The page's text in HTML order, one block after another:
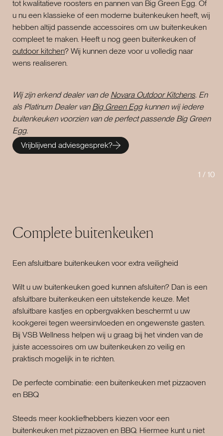
tot kwalitatieve roosters en pannen van Big Green Egg. Of
u nu een klassieke of een moderne buitenkeuken heeft, wij
hebben altijd passende accessoires om uw buitenkeuken
compleet te maken. Heeft u nog geen buitenkeuken of
outdoor kitchen? Wij kunnen deze voor u volledig naar
wens realiseren.
Wij zijn erkend dealer van de Novara Outdoor Kitchens. En
als Platinum Dealer van Big Green Eggkunnen wij iedere
buitenkeuken voorzien van de perfect passende Big Green
Egg.
Vrijblijvend adviesgesprek?
1 / 10
Complete buitenkeuken
Een afsluitbare buitenkeuken voor extra veiligheid
Wilt u uw buitenkeuken goed kunnen afsluiten? Dan is een
afsluitbare buitenkeuken een uitstekende keuze. Met
afsluitbare kastjes en opbergvakken beschermt u uw
kookgerei tegen weersinvloeden en ongewenste gasten.
Bij VSB Wellness helpen wij u graag bij het vinden van de
juiste accessoires om uw buitenkeuken zo veilig en
praktisch mogelijk in te richten.
De perfecte combinatie: een buitenkeuken met pizzaoven
en BBQ
Steeds meer kookliefhebbers kiezen voor een
buitenkeuken met pizzaoven en BBQ. Hiermee kunt u niet